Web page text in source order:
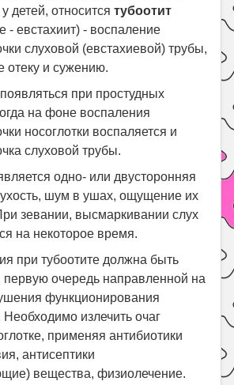
детей, относитсятубоотит
- евстахиит) - воспаление
слуховой (евстахиевой) трубы,
отеку и сужению.
при простудных
на фоне воспаления
носоглотки воспаляется и
слуховой трубы.
одно- или двусторонняя
шум в ушах, ощущение их
зевании, высмаркивании слух
на некоторое время.
при тубоотите должна быть
первую очередь направленной на
функционирования
излечить очаг
применяя антибиотики
антисептики
вещества, физиолечение.